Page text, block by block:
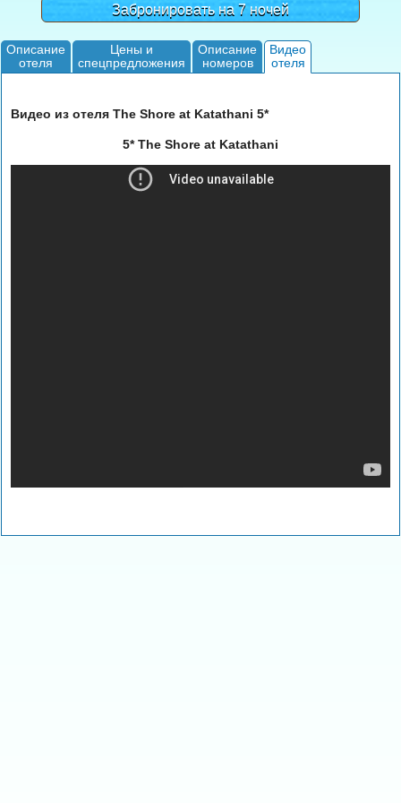
Забронировать на 7 ночей
Описание
отеля
Цены и
спецпредложения
Описание
номеров
Видео
отеля
Видео из отеля The Shore at Katathani 5*
5* The Shore at Katathani